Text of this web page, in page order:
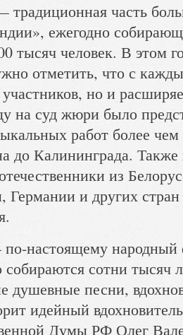
часть
ежегодно
тысяч человек. В этом
отметить, что с
но и
на суд жюри было
работ более чем
до Калининграда. Также
из
и других
настоящему народный
сотни тысяч
душевные песни,
идейный
Думы РФ Олег